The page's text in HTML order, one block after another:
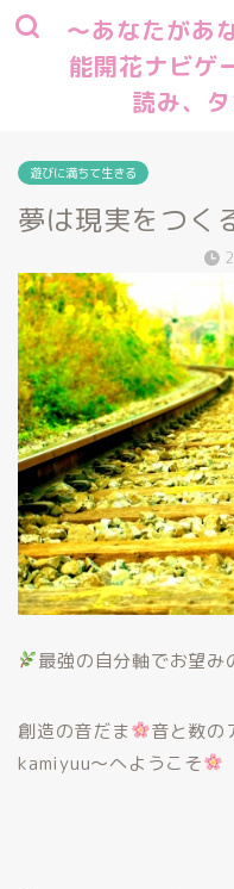
～あなたがあ
能開花ナビゲ
読み、
遊びに満ちて生きる
夢は現実をつく
最強の自分軸でお望み
創造の音だま
音と数の
kamiyuu〜へようこそ